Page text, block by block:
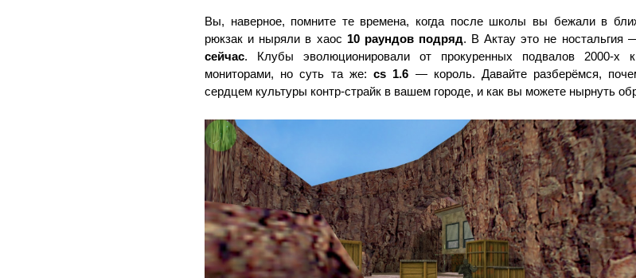
Вы, наверное, помните те времена, когда после школы вы бежали в
рюкзак и ныряли в хаос 10 раундов подряд. В Актау это не ностальгия
сейчас. Клубы эволюционировали от прокуренных подвалов 2000-х
мониторами, но суть та же: cs 1.6 — король. Давайте разберёмся,
сердцем культуры контр-страйк в вашем городе, и как вы можете нырнуть